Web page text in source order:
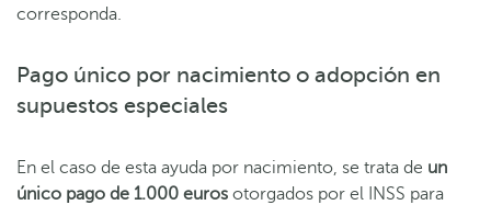
corresponda.
Pago único por nacimiento o adopción en
supuestos especiales
En el caso de esta ayuda por nacimiento, se trata de un
único pago de 1.000 euros otorgados por el INSS para